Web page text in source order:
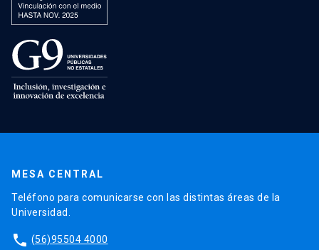
MESA CENTRAL
Teléfono para comunicarse con las distintas áreas de la
Universidad.
phone (56)95504 4000